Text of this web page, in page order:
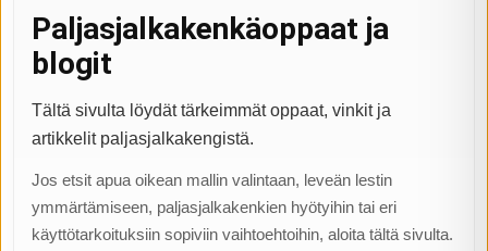
Paljasjalkakenkäoppaat ja
blogit
Tältä sivulta löydät tärkeimmät oppaat, vinkit ja
artikkelit paljasjalkakengistä.
Jos etsit apua oikean mallin valintaan, leveän lestin
ymmärtämiseen, paljasjalkakenkien hyötyihin tai eri
käyttötarkoituksiin sopiviin vaihtoehtoihin, aloita tältä sivulta.